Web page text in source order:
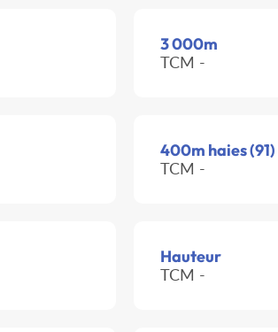
3 000m
TCM -
400m haies (91)
TCM -
Hauteur
TCM -